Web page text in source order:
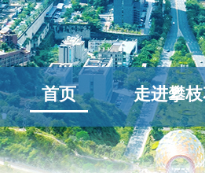
首页 走进攀